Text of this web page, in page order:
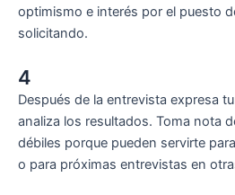
optimismo e interés por el puesto
solicitando.
4
Después de la entrevista expresa
analiza los resultados. Toma nota
débiles porque pueden servirte
o para próximas entrevistas en